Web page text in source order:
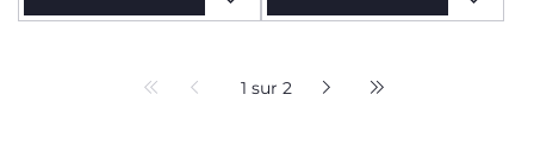
1 sur 2